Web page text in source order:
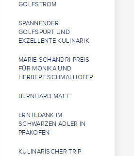
GOLFSTROM
SPANNENDER
GOLFSPURT UND
EXZELLENTE KULINARIK
MARIE-SCHANDRI-PREIS
FÜR MONIKA UND
HERBERT SCHMALHOFER
BERNHARD MATT
ERNTEDANK IM
SCHWARZEN ADLER IN
PFAKOFEN
KULINARISCHER TRIP